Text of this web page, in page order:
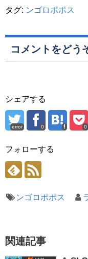
タグ: ンゴロポポス
コメントをどう
シェアする
error 0 0
フォローする
ンゴロポポス
関連記事